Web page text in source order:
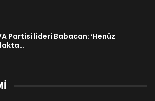
Partisi lideri Babacan: ‘Henüz